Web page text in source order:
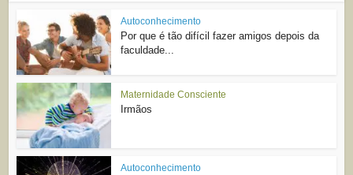
Autoconhecimento
Por que é tão difícil fazer amigos depois da
faculdade...
Maternidade Consciente
Irmãos
Autoconhecimento